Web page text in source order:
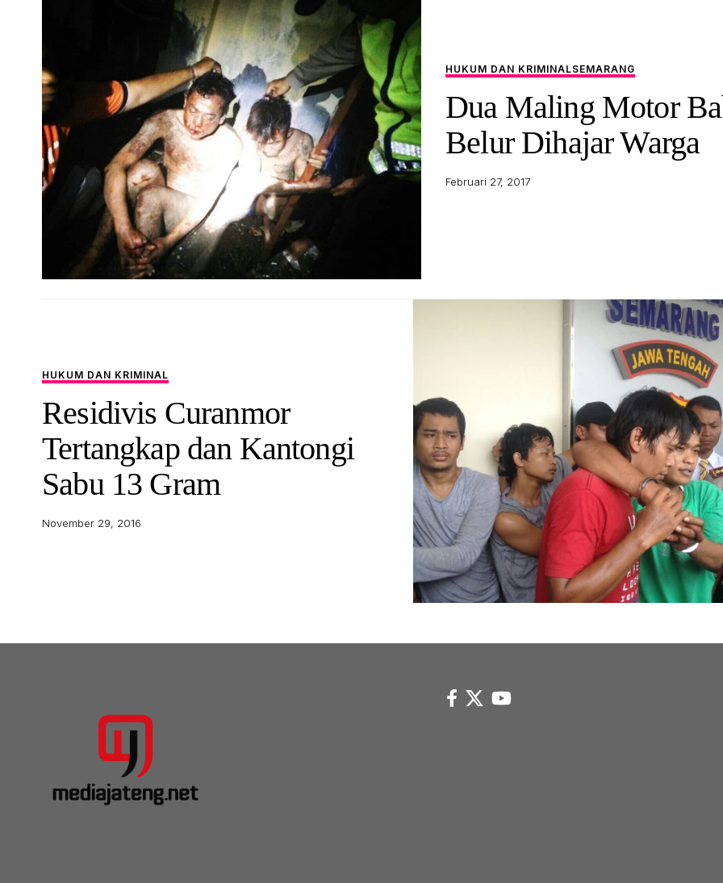
HUKUM DAN KRIMINALSEMARANG
Dua Maling Motor
Belur Dihajar Warga
Februari 27, 2017
HUKUM DAN KRIMINAL
Residivis Curanmor
Tertangkap dan Kantongi
Sabu 13 Gram
November 29, 2016